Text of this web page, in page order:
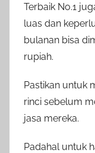
Terbaik No.1
luas dan
bulanan bisa
rupiah.
Pastikan untuk
rinci sebelum
jasa mereka.
Padahal untuk